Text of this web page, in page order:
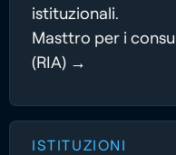
istituzionali.
Masttro per i
(RIA) →
ISTITUZIONI